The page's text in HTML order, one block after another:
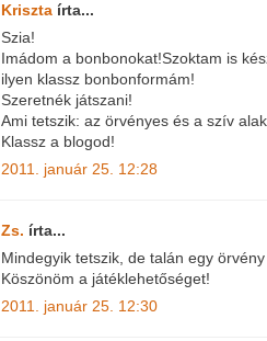
Kriszta írta...
Szia!
Imádom a bonbonokat!Szoktam is
ilyen klassz bonbonformám!
Szeretnék játszani!
Ami tetszik: az örvényes és a szív
Klassz a blogod!
2011. január 25. 12:28
Zs. írta...
Mindegyik tetszik, de talán egy
Köszönöm a játéklehetőséget!
2011. január 25. 12:30